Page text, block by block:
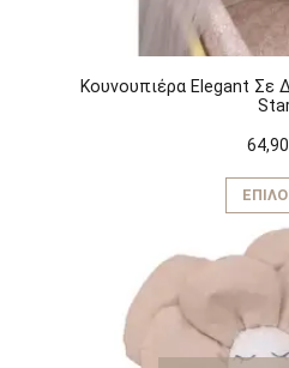
Koυνουπιέρα Elegant Σε
64,90